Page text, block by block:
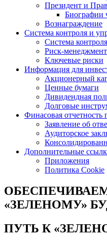
Президент и
Биографии
Вознаграждение
Система контроля и
Система контроля
Риск-менеджмент
Ключевые риски
Информация для
Акционерный
Ценные бумаги
Дивидендная
Долговые
Финасовая
Заявление об
Аудиторское
Дополнительные
Приложения
Политика Cookie
«ЗЕЛЕНОМУ»
ПУТЬ К